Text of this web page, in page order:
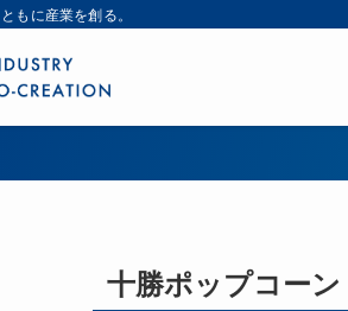
もに産業を創る。
十勝ポップコーン